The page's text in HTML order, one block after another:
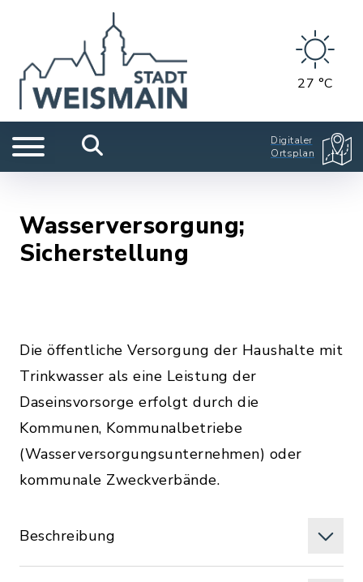
27 °C
Digitaler
Ortsplan
Wasserversorgung;
Sicherstellung
Die öffentliche Versorgung der Haushalte mit
Trinkwasser als eine Leistung der
Daseinsvorsorge erfolgt durch die
Kommunen, Kommunalbetriebe
(Wasserversorgungsunternehmen) oder
kommunale Zweckverbände.
Beschreibung